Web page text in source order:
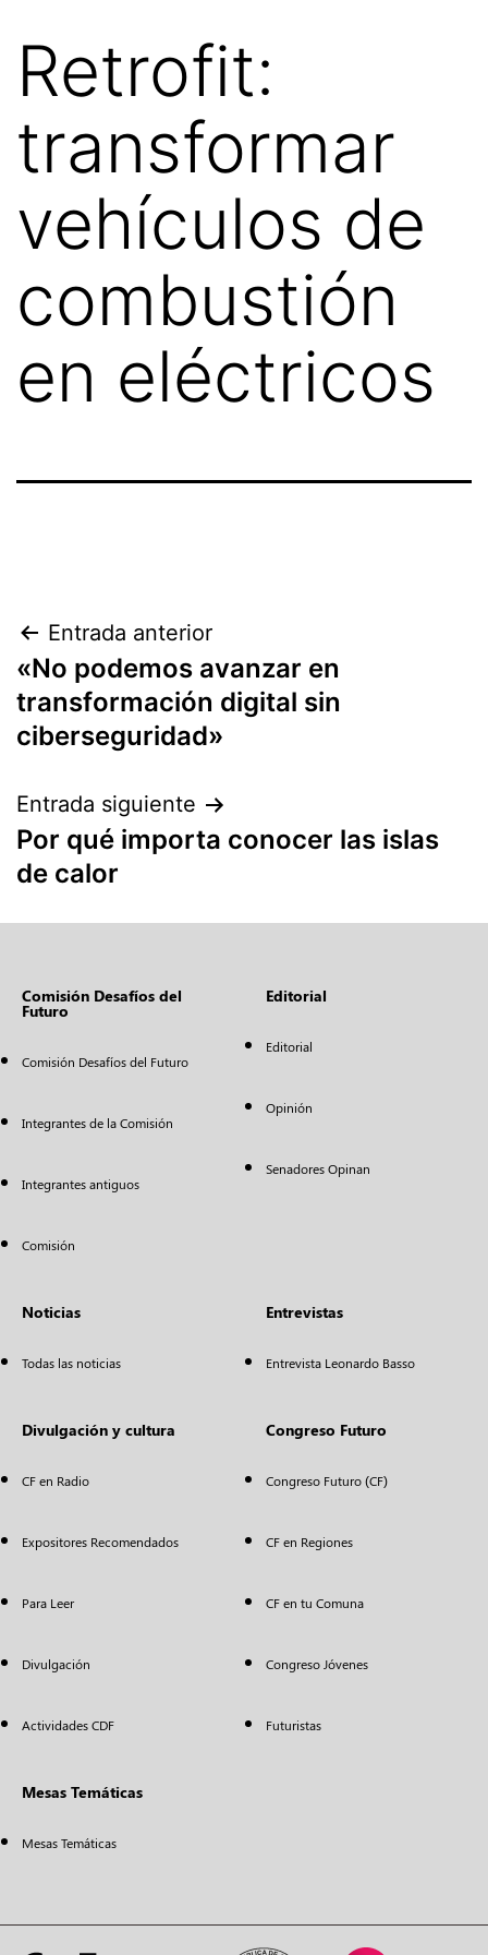
Retrofit:
transformar
vehículos de
combustión
en eléctricos
Entrada anterior
«No podemos avanzar en
transformación digital sin
ciberseguridad»
Entrada siguiente
Por qué importa conocer las islas
de calor
Comisión Desafíos del
Futuro
Comisión Desafíos del Futuro
Integrantes de la Comisión
Integrantes antiguos
Comisión
Editorial
Editorial
Opinión
Senadores Opinan
Noticias
Todas las noticias
Entrevistas
Entrevista Leonardo Basso
Divulgación y cultura
CF en Radio
Expositores Recomendados
Para Leer
Divulgación
Actividades CDF
Congreso Futuro
Congreso Futuro (CF)
CF en Regiones
CF en tu Comuna
Congreso Jóvenes
Futuristas
Mesas Temáticas
Mesas Temáticas